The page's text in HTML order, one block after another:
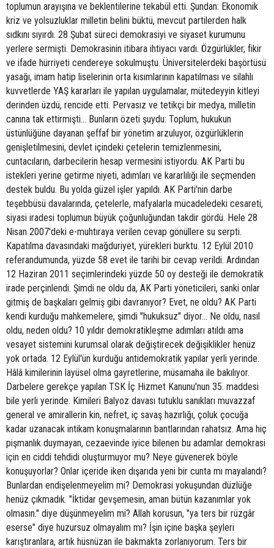
toplumun arayışına ve beklentilerine tekabül etti. Şundan: Ekonomik
kriz ve yolsuzluklar milletin belini büktü, mevcut partilerden halk
sıdkını sıyırdı. 28 Şubat süreci demokrasiyi ve siyaset kurumunu
yerlere sermişti. Demokrasinin itibara ihtiyacı vardı. Özgürlükler, fikir
ve ifade hürriyeti cendereye sokulmuştu. Üniversitelerdeki başörtüsü
yasağı, imam hatip liselerinin orta kısımlarının kapatılması ve silahlı
kuvvetlerde YAŞ kararları ile yapılan uygulamalar, mütedeyyin kitleyi
derinden üzdü, rencide etti. Pervasız ve tetikçi bir medya, milletin
canına tak ettirmişti... Bunların özeti şuydu: Toplum, hukukun
üstünlüğüne dayanan şeffaf bir yönetim arzuluyor, özgürlüklerin
genişletilmesini, devlet içindeki çetelerin temizlenmesini,
cuntacıların, darbecilerin hesap vermesini istiyordu. AK Parti bu
istekleri yerine getirme niyeti, adımları ve kararlılığı ile seçmenden
destek buldu. Bu yolda güzel işler yapıldı. AK Parti'nin darbe
teşebbüsü davalarında, çetelerle, mafyalarla mücadeledeki cesareti,
siyasi iradesi toplumun büyük çoğunluğundan takdir gördü. Hele 28
Nisan 2007'deki e-muhtıraya verilen cevap gönüllere su serpti.
Kapatılma davasındaki mağduriyet, yürekleri burktu. 12 Eylül 2010
referandumunda, yüzde 58 evet ile tarihi bir cevap verildi. Ardından
12 Haziran 2011 seçimlerindeki yüzde 50 oy desteği ile demokratik
irade perçinlendi. Şimdi ne oldu da, AK Parti yöneticileri, sanki onlar
gitmiş de başkaları gelmiş gibi davranıyor? Evet, ne oldu? AK Parti
kendi kurduğu mahkemelere, şimdi "hukuksuz" diyor... Ne oldu, nasıl
oldu, neden oldu? 10 yıldır demokratikleşme adımları atıldı ama
vesayet sistemini kurumsal olarak değiştirecek değişiklikler henüz
yok ortada. 12 Eylül'ün kurduğu antidemokratik yapılar yerli yerinde.
Hâlâ kimilerinin layüsel olma gayretlerine, müsamaha ile bakılıyor.
Darbelere gerekçe yapılan TSK İç Hizmet Kanunu'nun 35. maddesi
bile yerli yerinde. Kimileri Balyoz davası tutuklu sanıkları muvazzaf
general ve amirallerin kin, nefret, iç savaş hazırlığı, çoluk çocuğa
kadar uzanacak intikam konuşmalarının bantlarından rahatsız. Ama hiç
pişmanlık duymayan, cezaevinde iyice bilenen bu adamlar demokrasi
için en ciddi tehdidi oluşturmuyor mu? Neye güvenerek böyle
konuşuyorlar? Onlar içeride iken dışarıda yeni bir cunta mı mayalandı?
Bunlardan endişelenmeyelim mi? Demokrasi yokuşundan düzlüğe
henüz çıkmadık. "İktidar gevşemesin, aman bütün kazanımlar yok
olmasın." diye düşünmeyelim mi? Allah korusun, "ya ters bir rüzgâr
eserse" diye huzursuz olmayalım mı? İşin içine başka şeyleri
karıştıranlara, artık hüsnüzan ile bakmakta zorlanıyorum. Ters bir